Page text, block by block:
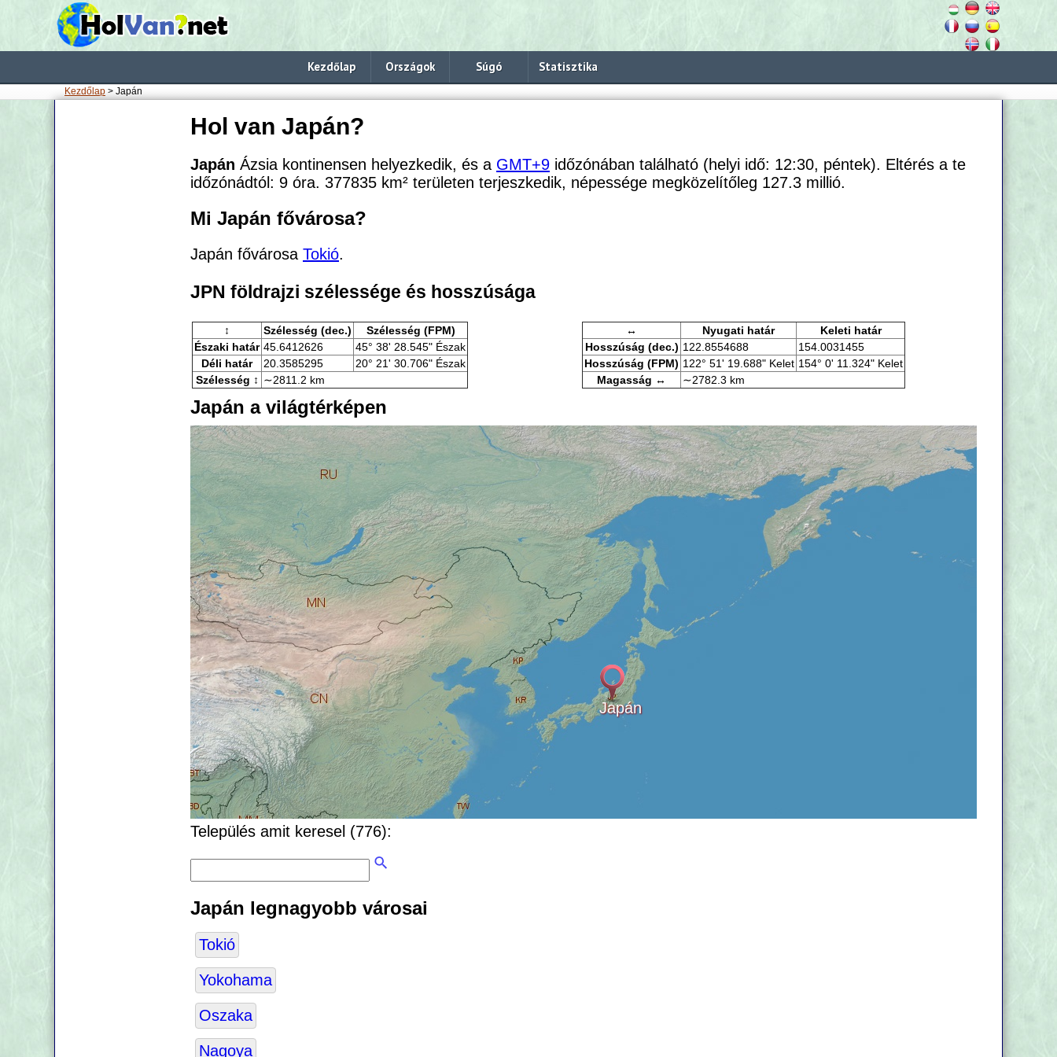
Kezdőlap Országok Súgó Statisztika
Kezdőlap > Japán
Hol van Japán?
Japán Ázsia kontinensen helyezkedik, és a GMT+9 időzónában található (helyi idő: 12:30, péntek). Eltérés a te
időzónádtól: 9 óra. 377835 km² területen terjeszkedik, népessége megközelítőleg 127.3 millió.
Mi Japán fővárosa?
Japán fővárosa Tokió.
JPN földrajzi szélessége és hosszúsága
↕ Szélesség (dec.)
Szélesség (FPM)
Északi határ 45.6412626
45° 38' 28.545" Észak
Déli határ
20.3585295
20° 21' 30.706" Észak
Szélesség ↕ ∼2811.2 km
↔ Nyugati határ
Keleti határ
Hosszúság (dec.) 122.8554688
154.0031455
Hosszúság (FPM) 122° 51' 19.688" Kelet 154° 0' 11.324" Kelet
Magasság ↔
∼2782.3 km
Japán a világtérképen
Japán
Település amit keresel (776):
Japán legnagyobb városai
Tokió
Yokohama
Oszaka
Nagoya